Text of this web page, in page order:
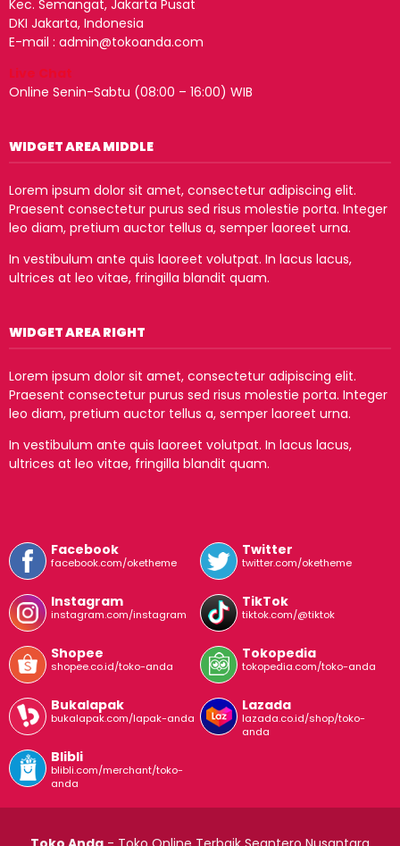
Kec. Semangat, Jakarta Pusat
DKI Jakarta, Indonesia
E-mail : admin@tokoanda.com
Live Chat
Online Senin-Sabtu (08:00 – 16:00) WIB
WIDGET AREA MIDDLE
Lorem ipsum dolor sit amet, consectetur adipiscing elit.
Praesent consectetur purus sed risus molestie porta. Integer
leo diam, pretium auctor tellus a, semper laoreet urna.
In vestibulum ante quis laoreet volutpat. In lacus lacus,
ultrices at leo vitae, fringilla blandit quam.
WIDGET AREA RIGHT
Lorem ipsum dolor sit amet, consectetur adipiscing elit.
Praesent consectetur purus sed risus molestie porta. Integer
leo diam, pretium auctor tellus a, semper laoreet urna.
In vestibulum ante quis laoreet volutpat. In lacus lacus,
ultrices at leo vitae, fringilla blandit quam.
Facebook
facebook.com/oketheme
Twitter
twitter.com/oketheme
Instagram
instagram.com/instagram
TikTok
tiktok.com/@tiktok
Shopee
shopee.co.id/toko-anda
Tokopedia
tokopedia.com/toko-anda
Bukalapak
bukalapak.com/lapak-anda
Lazada
lazada.co.id/shop/toko-
anda
Blibli
blibli.com/merchant/toko-
anda